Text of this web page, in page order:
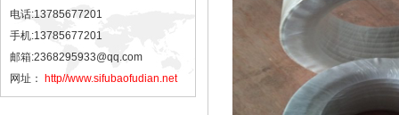
电话:13785677201
手机:13785677201
邮箱:2368295933@qq.com
网址：
http//www.sifubaofudian.net